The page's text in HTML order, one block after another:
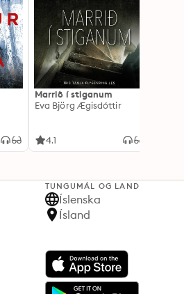
Marrið í stiganum
Eva Björg Ægisdóttir
4.1
TUNGUMÁL OG LAND
Íslenska
Ísland